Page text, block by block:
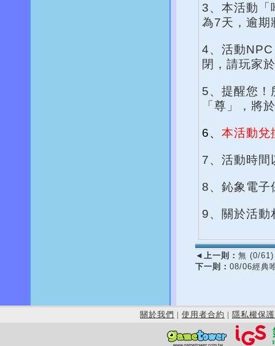
3、本活動「
為7天，逾期
4、活動
閉，請玩家
5、提醒您！
「尊」，將於
6、 本活動兌
7、活動時間
8、鈊象電子
9、關於活動
◄ 上一則： 無 (0/61)
下一則： 08/06經典
關於我們 | 使用者合約 | 隱私權保護